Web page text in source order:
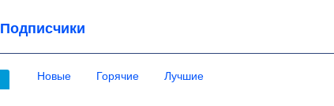
Подписчики
Новые Горячие Лучшие